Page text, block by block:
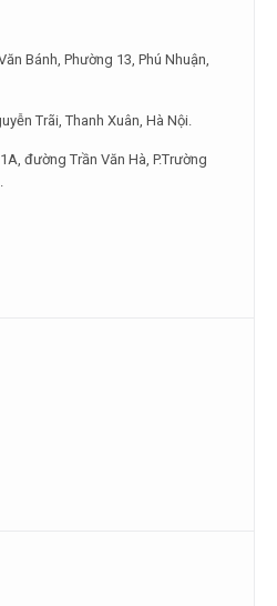
Bánh, Phường 13, Phú Nhuận,
Trãi, Thanh Xuân, Hà Nội.
đường Trần Văn Hà, P.Trường